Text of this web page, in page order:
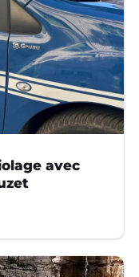
avec